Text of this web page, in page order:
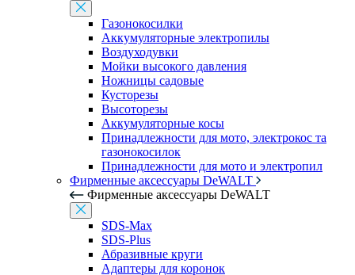
Газонокосилки
Аккумуляторные электропилы
Воздуходувки
Мойки высокого давления
Ножницы садовые
Кусторезы
Высоторезы
Аккумуляторные косы
Принадлежности для мото, электрокос та
газонокосилок
Принадлежности для мото и электропил
Фирменные аксессуары DeWALT
Фирменные аксессуары DeWALT
SDS-Max
SDS-Plus
Абразивные круги
Адаптеры для коронок